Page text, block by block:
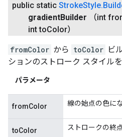
public static StrokeStyle.
gradientBuilder （int
int toColor）
fromColor から toColor ビ
ションのストローク スタイルを
パラメータ
fromColor 線の始点の色に
toColor ストロークの終